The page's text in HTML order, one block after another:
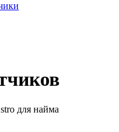
для найма